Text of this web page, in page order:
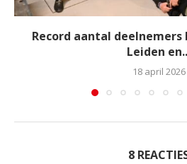
Record aantal deelnemers
Leiden
18 april 2026
8